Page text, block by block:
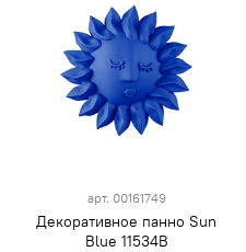
арт. 00161749
Декоративное панно Sun
Blue 11534B